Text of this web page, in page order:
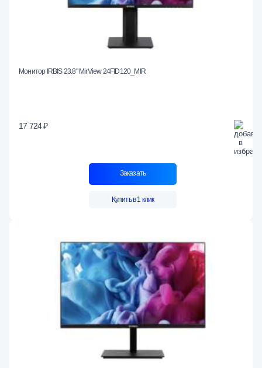
Монитор IRBIS 23.8" MirView 24FID120_MIR
17 724 ₽
Заказать
Купить в 1 клик